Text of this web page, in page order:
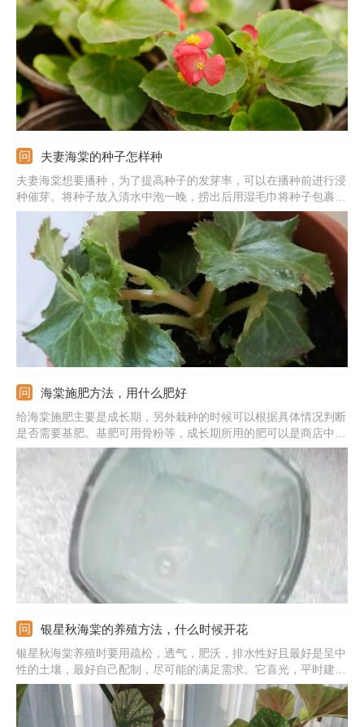
定要放在安全的地方合理养护。
夫妻海棠的种子怎样种
夫妻海棠想要播种，为了提高种子的发芽率，可以在播种前进行浸
种催芽。将种子放入清水中泡一晚，捞出后用湿毛巾将种子包裹
住，等种子发芽露白后，准备疏松肥沃的土壤。提前用水将土壤浇
水，把种子点播在土表，覆盖一层薄薄的细土，覆土厚度以看不见
种子为宜，之后保持土壤微潮，等种子发芽出土即可。
海棠施肥方法，用什么肥好
给海棠施肥主要是成长期，另外栽种的时候可以根据具体情况判断
是否需要基肥。基肥可用骨粉等，成长期所用的肥可以是商店中购
买的各类有机液肥。骨粉可以直接混入土中，有机肥液可以稀释过
后洒在土壤的表面；频率不用太高，10-15天一次即可；春季多氮
肥，花期则注意磷钾肥。温度不适宜时别施肥，使肥液时别弄到叶
子上。
银星秋海棠的养殖方法，什么时候开花
银星秋海棠养殖时要用疏松，透气，肥沃，排水性好且最好是呈中
性的土壤，最好自己配制，尽可能的满足需求。它喜光，平时建议
放在散光处多晒太阳，强光的时候要遮挡避开。温度能提供15-25
度之间的最适宜，夏冬季注意控温。另外，注意生长期间蓄水量
大，要勤浇水，让土壤湿润些，但不要积水。